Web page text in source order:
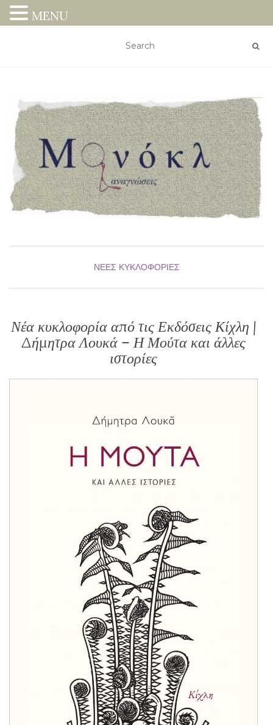
ΝΈΕΣ ΚΥΚΛΟΦΟΡΊΕΣ
Νέα κυκλοφορία από τις Εκδόσεις Κίχλη |
Δήμητρα Λουκά – Η Μούτα και άλλες
ιστορίες
MENU